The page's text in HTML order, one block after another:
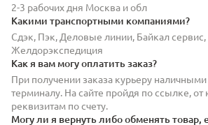
2-3 рабочих дня Москва и обл
Какими транспортными компаниями?
Сдэк, Пэк, Деловые линии, Байкал
Желдорэкспедиция
Как я вам могу оплатить заказ?
При получении заказа курьеру
терминалу. На сайте пройдя по ссылке, от
реквизитам по счету.
Могу ли я вернуть либо обменять товар,